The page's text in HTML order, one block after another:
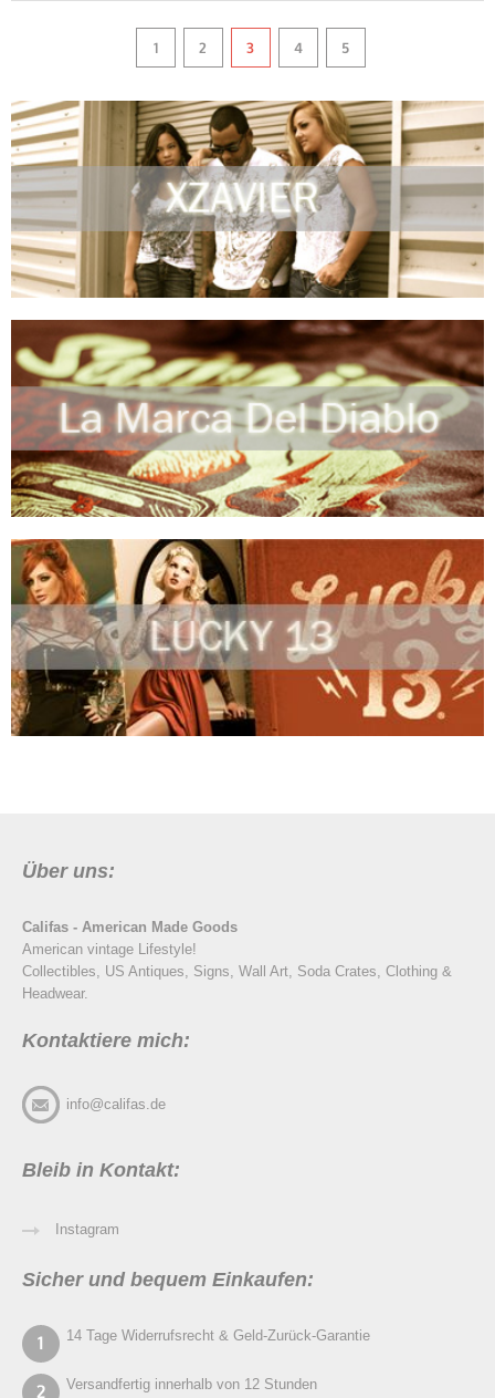
1 2 3 4 5
Über uns:
Califas - American Made Goods
American vintage Lifestyle!
Collectibles, US Antiques, Signs, Wall Art, Soda Crates, Clothing &
Headwear.
Kontaktiere mich:
info@califas.de
Bleib in Kontakt:
Instagram
Sicher und bequem Einkaufen:
14 Tage Widerrufsrecht & Geld-Zurück-Garantie
Versandfertig innerhalb von 12 Stunden